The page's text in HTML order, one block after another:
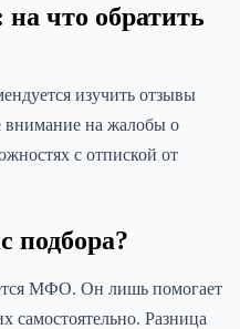
что обратить
изучить отзывы
внимание на жалобы о
с отпиской от
подбора?
МФО. Он лишь помогает
самостоятельно. Разница